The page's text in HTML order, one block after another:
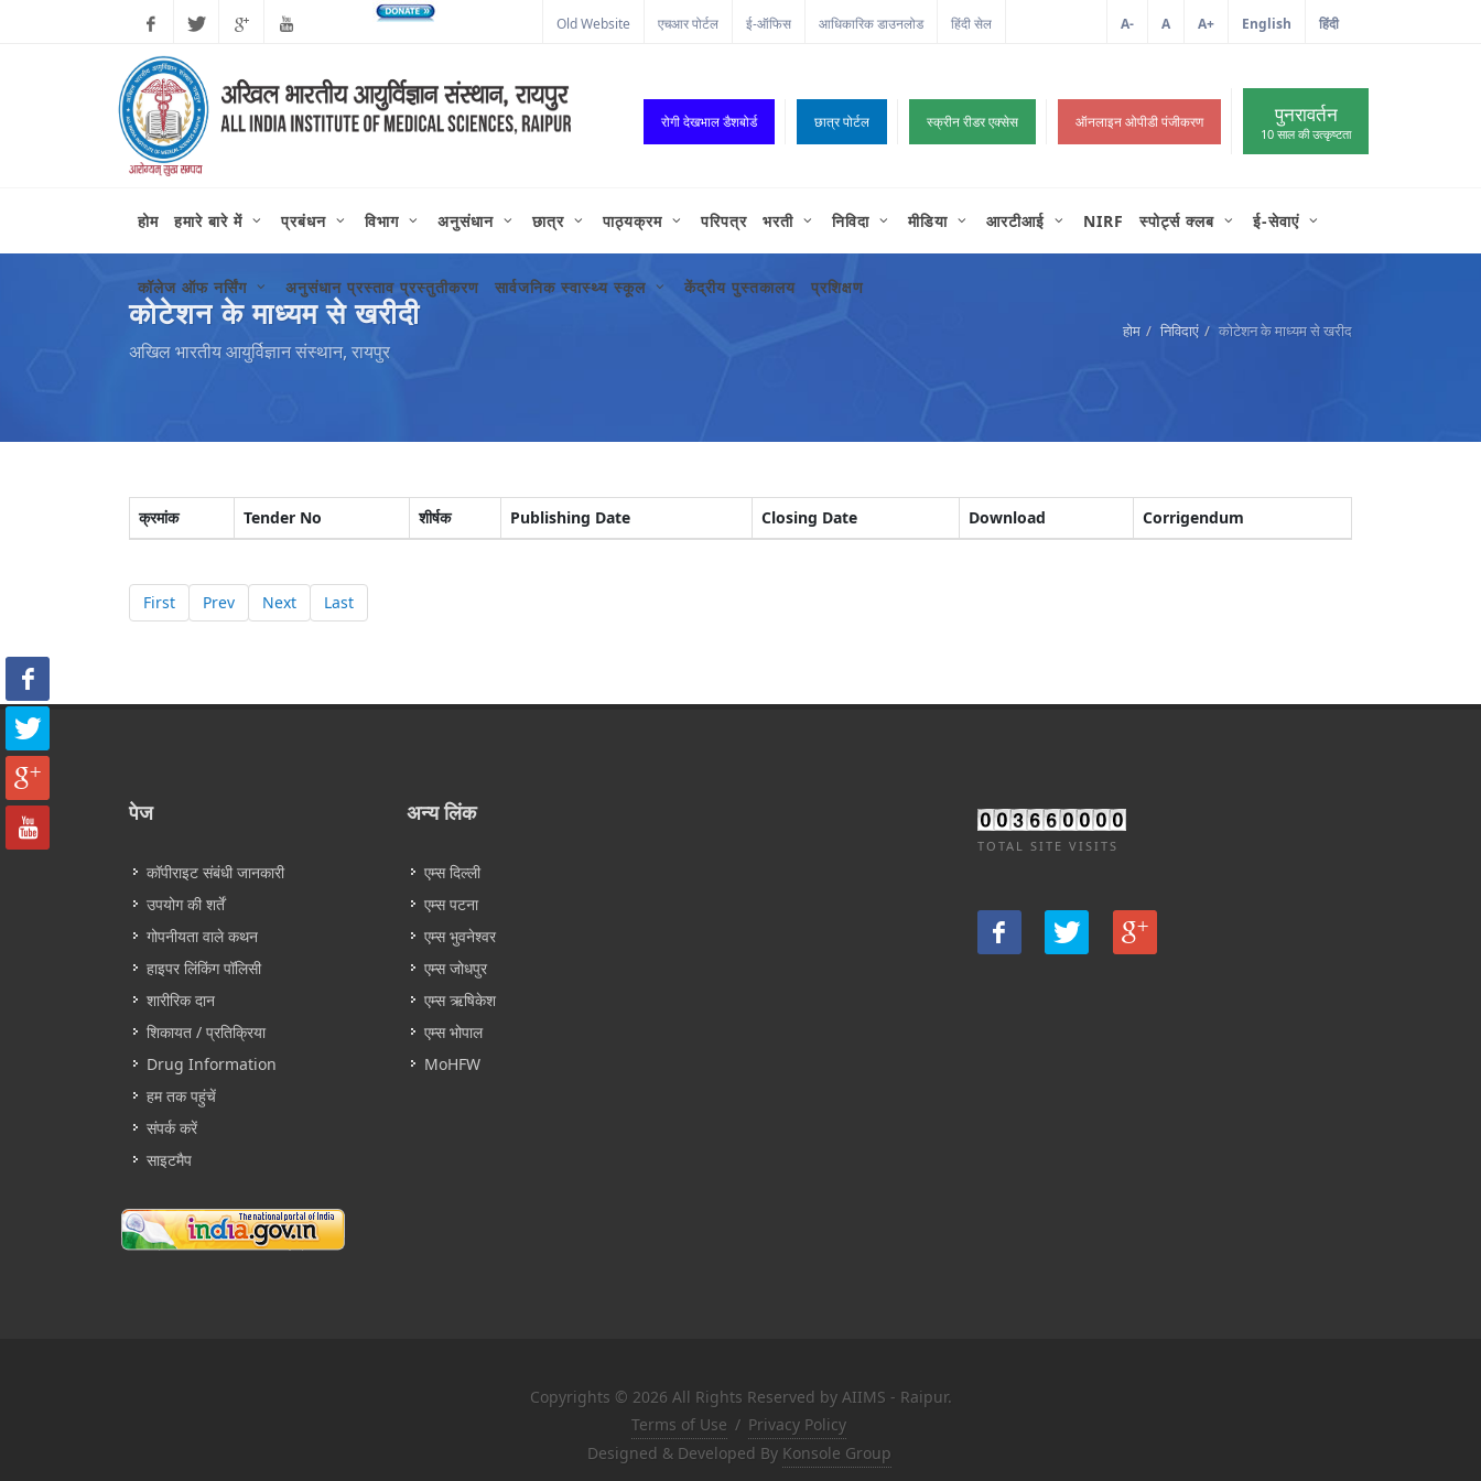
FacebookTwitter
Plus
Old Website एचआर पोर्टल ई-ऑफिस आधिकारिक डाउनलोड हिंदी सेल A- A A+ English हिंदी
रोगी देखभाल डैशबोर्ड छात्र पोर्टल स्क्रीन रीडर एक्सेस ऑनलाइन ओपीडी पंजीकरण पुनरावर्तन
10 साल की उत्कृष्टता
होम हमारे बारे में प्रबंधन विभाग अनुसंधान छात्र पाठ्यक्रम परिपत्र भरती निविदा मीडिया आरटीआई NIRF स्पोर्ट्स क्लब ई-सेवाएं
कॉलेज ऑफ नर्सिंग अनुसंधान प्रस्ताव प्रस्तुतीकरण सार्वजनिक स्वास्थ्य स्कूल केंद्रीय पुस्तकालय प्रशिक्षण
कोटेशन के माध्यम से खरीदी
अखिल भारतीय आयुर्विज्ञान संस्थान, रायपुर
होम निविदाएं कोटेशन के माध्यम से खरीद
क्रमांक Tender No शीर्षक Publishing Date Closing Date Download Corrigendum
First Prev Next Last
पेज
कॉपीराइट संबंधी जानकारी
उपयोग की शर्तें
गोपनीयता वाले कथन
हाइपर लिंकिंग पॉलिसी
शारीरिक दान
शिकायत / प्रतिक्रिया
Drug Information
हम तक पहुंचें
संपर्क करें
साइटमैप
अन्य लिंक
एम्स दिल्ली
एम्स पटना
एम्स भुवनेश्वर
एम्स जोधपुर
एम्स ऋषिकेश
एम्स भोपाल
MoHFW
TOTAL SITE VISITS
Copyrights © 2026 All Rights Reserved by AIIMS - Raipur.
Terms of Use / Privacy Policy
Designed & Developed By Konsole Group